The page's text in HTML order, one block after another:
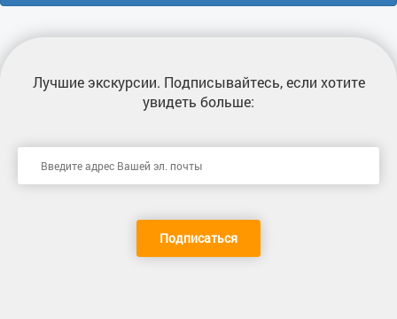
Лучшие экскурсии. Подписывайтесь, если хотите
увидеть больше:
Подписаться